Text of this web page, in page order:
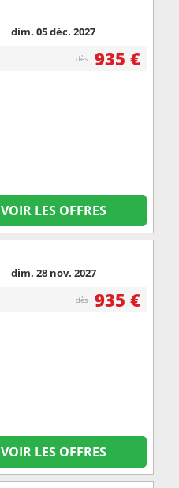
dim. 05 déc. 2027
dès 935 €
VOIR LES OFFRES
dim. 28 nov. 2027
dès 935 €
VOIR LES OFFRES